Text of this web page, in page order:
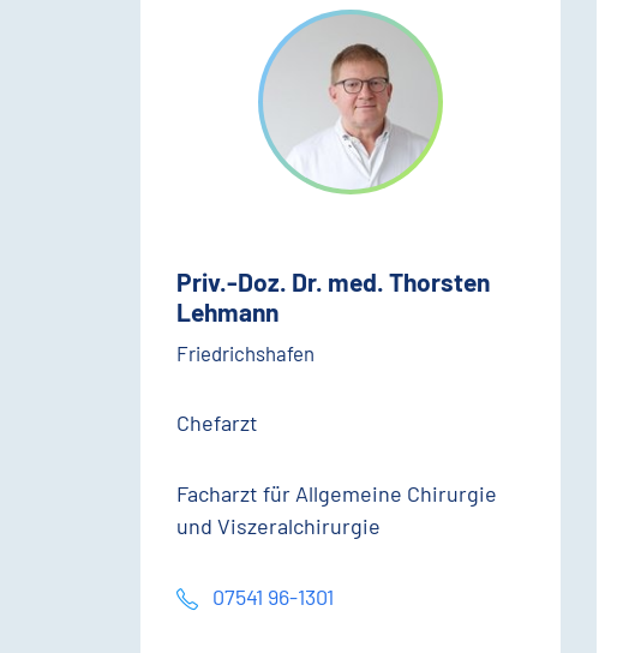
Priv.-Doz. Dr. med. Thorsten
Lehmann
Friedrichshafen
Chefarzt
Facharzt für Allgemeine Chirurgie
und Viszeralchirurgie
07541 96-1301